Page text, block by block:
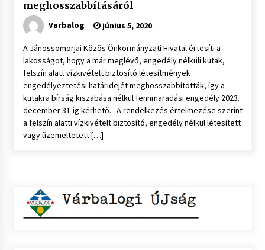
meghosszabbításáról
Varbalog június 5, 2020
A Jánossomorjai Közös Önkormányzati Hivatal értesíti a
lakosságot, hogy a már meglévő, engedély nélküli kutak,
felszín alatt vízkivételt biztosító létesítmények
engedélyeztetési határidejét meghosszabbították, így a
kutakra bírság kiszabása nélkül fennmaradási engedély 2023.
december 31-ig kérhető. A rendelkezés értelmezése szerint
a felszín alatti vízkivételt biztosító, engedély nélkül létesített
vagy üzemeltetett […]